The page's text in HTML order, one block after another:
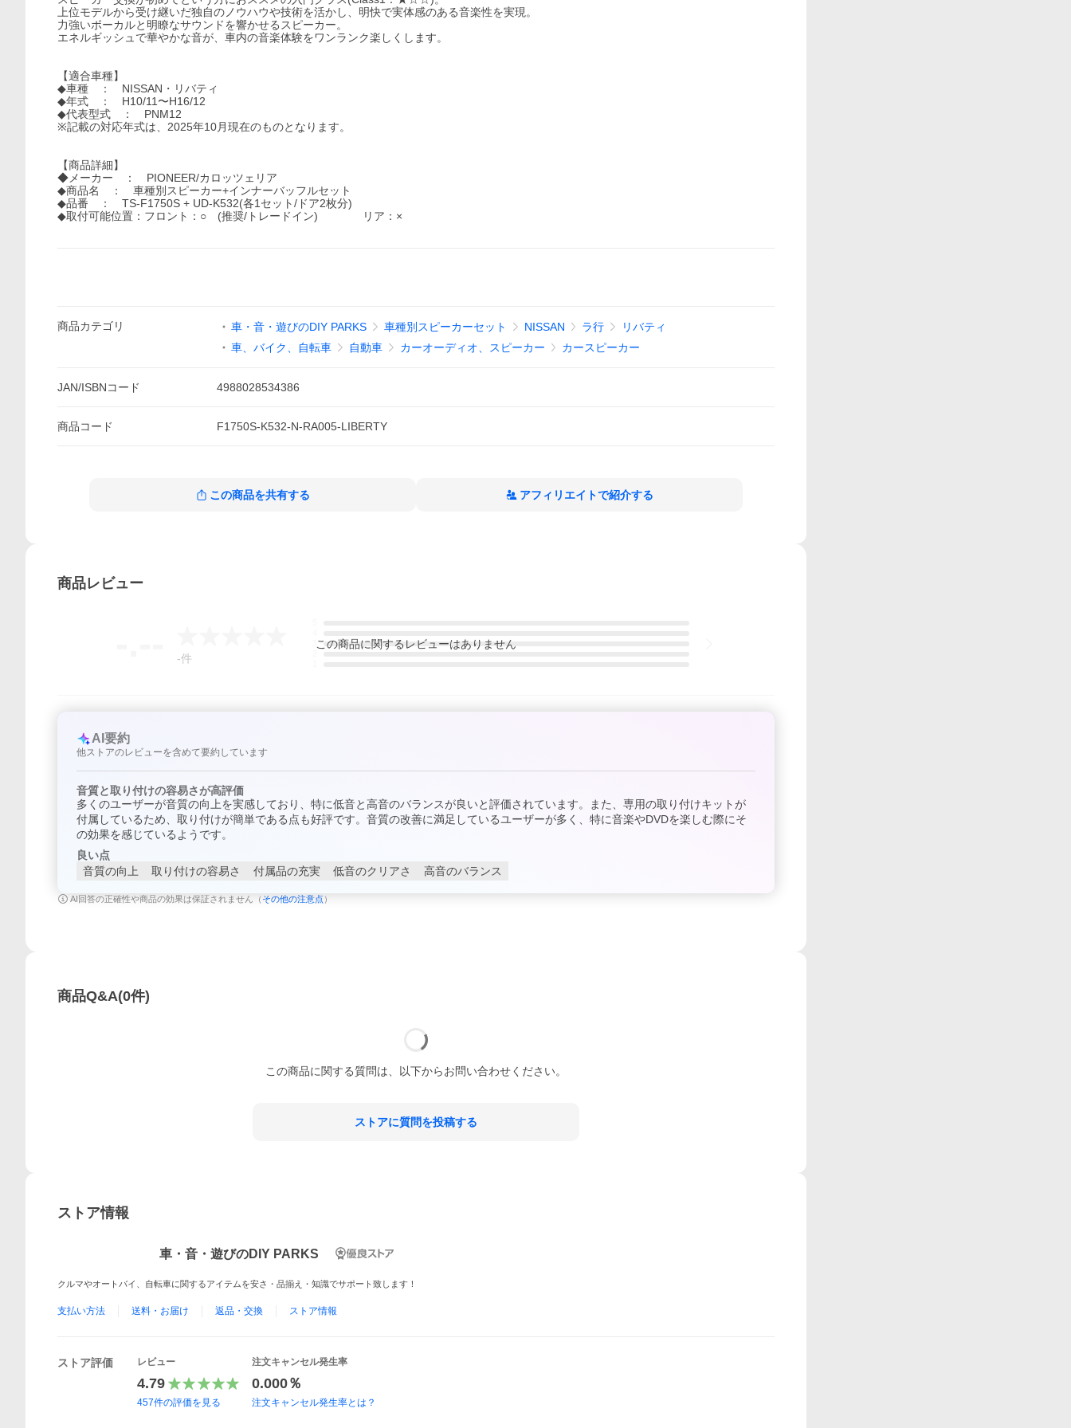
上位モデルから受け継いだ独自のノウハウや技術を活かし、明快で実体感のある音楽性を実現。
力強いボーカルと明瞭なサウンドを響かせるスピーカー。
エネルギッシュで華やかな音が、車内の音楽体験をワンランク楽しくします。
【適合車種】
◆車種 ： NISSAN・リバティ
◆年式 ： H10/11〜H16/12
◆代表型式 ： PNM12
※記載の対応年式は、2025年10月現在のものとなります。
【商品詳細】
◆メーカー ： PIONEER/カロッツェリア
◆商品名 ： 車種別スピーカー+インナーバッフルセット
◆品番 ： TS-F1750S + UD-K532(各1セット/ドア2枚分)
◆取付可能位置：フロント：○ (推奨/トレードイン) リア：×
商品カテゴリ 車・音・遊びのDIY PARKS 車種別スピーカーセット NISSAN ラ行
リバティ
車、バイク、自転車
自動車 カーオーディオ、スピーカー カースピーカー
JAN/ISBNコード 4988028534386
商品コード F1750S-K532-N-RA005-LIBERTY
この商品を共有する アフィリエイトで紹介する
商品レビュー
-件
この商品に関するレビューはありません
AI要約
他ストアのレビューを含めて要約しています
音質と取り付けの容易さが高評価
多くのユーザーが音質の向上を実感しており、特に低音と高音のバランスが良いと評価されています。また、専用の取り付けキットが
付属しているため、取り付けが簡単である点も好評です。音質の改善に満足しているユーザーが多く、特に音楽やDVDを楽しむ際にそ
の効果を感じているようです。
良い点
音質の向上
取り付けの容易さ 付属品の充実 低音のクリアさ 高音のバランス
AI回答の正確性や商品の効果は保証されません（ その他の注意点 ）
商品Q&A(0件)
この商品に関する質問は、以下からお問い合わせください。
ストアに質問を投稿する
ストア情報
車・音・遊びのDIY PARKS
クルマやオートバイ、自転車に関するアイテムを安さ・品揃え・知識でサポート致します！
支払い方法 送料・お届け 返品・交換 ストア情報
ストア評価 レビュー
4.79
457件の評価を見る
注文キャンセル発生率
0.000％
注文キャンセル発生率とは？